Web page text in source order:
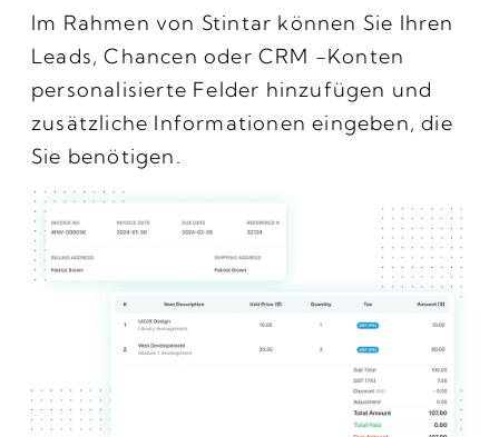
Im Rahmen von Stintar können Sie Ihren
Leads, Chancen oder CRM -Konten
personalisierte Felder hinzufügen und
zusätzliche Informationen eingeben, die
Sie benötigen.